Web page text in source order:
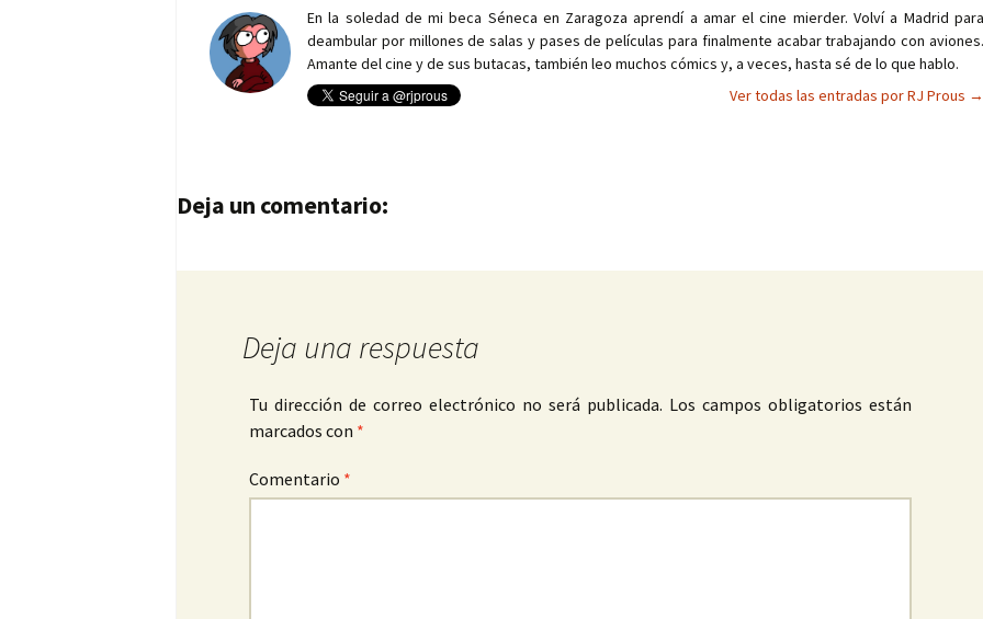
En la soledad de mi beca Séneca en Zaragoza aprendí a amar el cine mierder. Volví a Madrid para
deambular por millones de salas y pases de películas para finalmente acabar trabajando con aviones.
Amante del cine y de sus butacas, también leo muchos cómics y, a veces, hasta sé de lo que hablo.
Ver todas las entradas por RJ Prous →
Navegación de entradas
Deja un comentario:
Deja una respuesta
Tu dirección de correo electrónico no será publicada. Los campos obligatorios están
marcados con *
Comentario *